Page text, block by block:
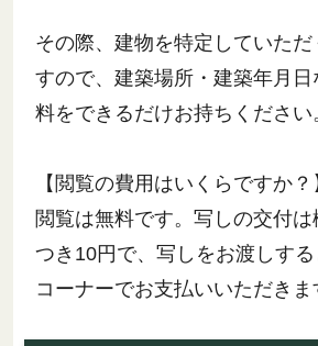
その際、建物を特定していただ
すので、建築場所・建築年月
料をできるだけお持ちください
【閲覧の費用はいくらですか？
閲覧は無料です。写しの交付
つき10円で、写しをお渡しす
コーナーでお支払いいただきま